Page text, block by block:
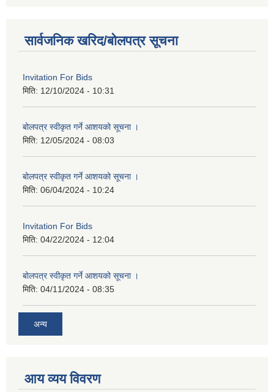
सार्वजनिक खरिद/बोलपत्र सूचना
Invitation For Bids
मिति: 12/10/2024 - 10:31
बोलपत्र स्वीकृत गर्ने आशयको सूचना ।
मिति: 12/05/2024 - 08:03
बोलपत्र स्वीकृत गर्ने आशयको सूचना ।
मिति: 06/04/2024 - 10:24
Invitation For Bids
मिति: 04/22/2024 - 12:04
बोलपत्र स्वीकृत गर्ने आशयको सूचना ।
मिति: 04/11/2024 - 08:35
अन्य
आय व्यय विवरण